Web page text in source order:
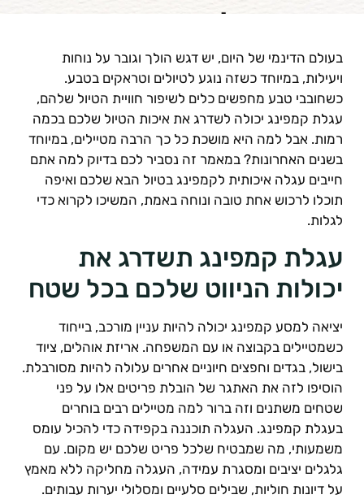
הדינמי של היום, יש דגש הולך וגובר על נוחות
במיוחד כשזה נוגע לטיולים וטראקים בטבע.
טבע מחפשים כלים לשיפור חוויית הטיול שלהם,
קמפינג יכולה לשדרג את איכות הטיול שלכם בכמה
אבל למה היא מושכת כל כך הרבה מטיילים, במיוחד
האחרונות? במאמר זה נסביר לכם בדיוק למה אתם
עגלה איכותית לקמפינג בטיול הבא שלכם ואיפה
לרכוש אחת טובה ונוחה באמת, המשיכו לקרוא כדי
קמפינג תשדרג את
הניווט שלכם בכל שטח
למסע קמפינג יכולה להיות עניין מורכב, בייחוד
בקבוצה או עם המשפחה. אריזת אוהלים, ציוד
בגדים וחפצים חיוניים אחרים עלולה להיות מסורבלת.
לזה את האתגר של הובלת פריטים אלו על פני
משתנים וזה ברור למה מטיילים רבים בוחרים
קמפינג. העגלה תוכננה בקפידה כדי להכיל עומס
מה שמבטיח שלכל פריט שלכם יש מקום. עם
יציבים ומסגרת עמידה, העגלה מחליקה ללא מאמץ
דיונות חוליות, שבילים סלעיים ומסלולי יערות עבותים.